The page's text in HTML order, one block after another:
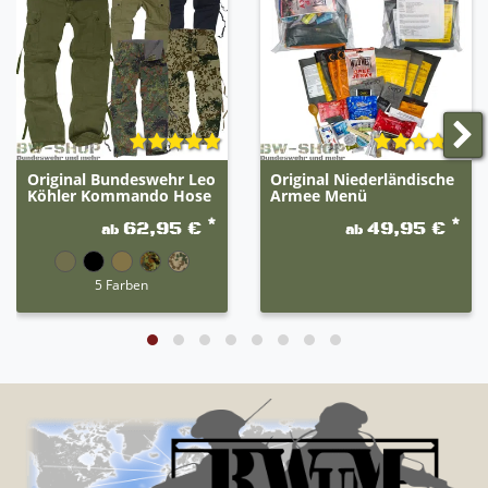
2F - Haferflockenbrei mit Äpfeln
(Oatmeal and Apples)
Nährwerte:
Nettogewicht: 90g
Energie: 442 kcal
Fett: 22g
Kohlenhydrate: 50g
Eiweiß: 9g
Salz: 1g
Erbsenprotein, Salz, Verdickungsmittel (Carrageen,
(Lecithin)), Apfel (10%), Zucker, Jodsalz, Zimt. Kann
Spuren enthalten von: FISCH, MILCH, SOJA,
SCHALENFRÜCHTE, SELLERIE, KREBSTIEREN, EI,
SULFITEN und SENF.
Original Bundeswehr Leo
Köhler Kommando Hose
ab 62,95 € *
5 Farben
Original Niederländische
Armee Menü
ab 49,95 € *